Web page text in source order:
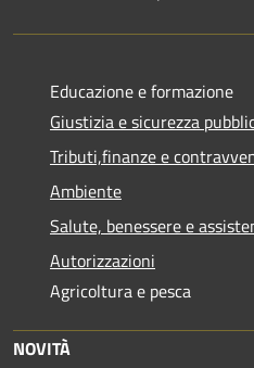
Educazione e formazione
Giustizia e sicurezza
Tributi,finanze e
Ambiente
Salute, benessere e
Autorizzazioni
Agricoltura e pesca
NOVITÀ